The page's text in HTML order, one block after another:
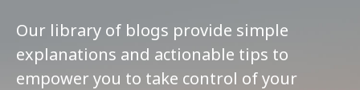
Our library of blogs provide simple
explanations and actionable tips to
empower you to take control of your